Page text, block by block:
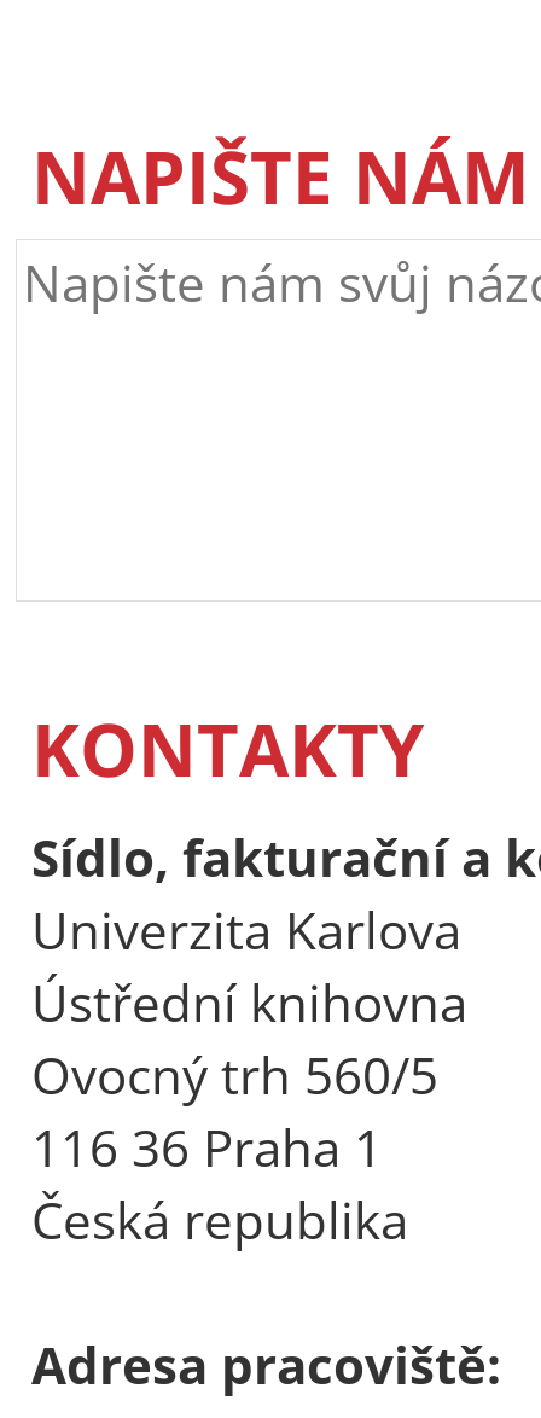
NAPIŠTE NÁM
KONTAKTY
Sídlo, fakturační a
Univerzita Karlova
Ústřední knihovna
Ovocný trh 560/5
116 36 Praha 1
Česká republika
Adresa pracoviště: